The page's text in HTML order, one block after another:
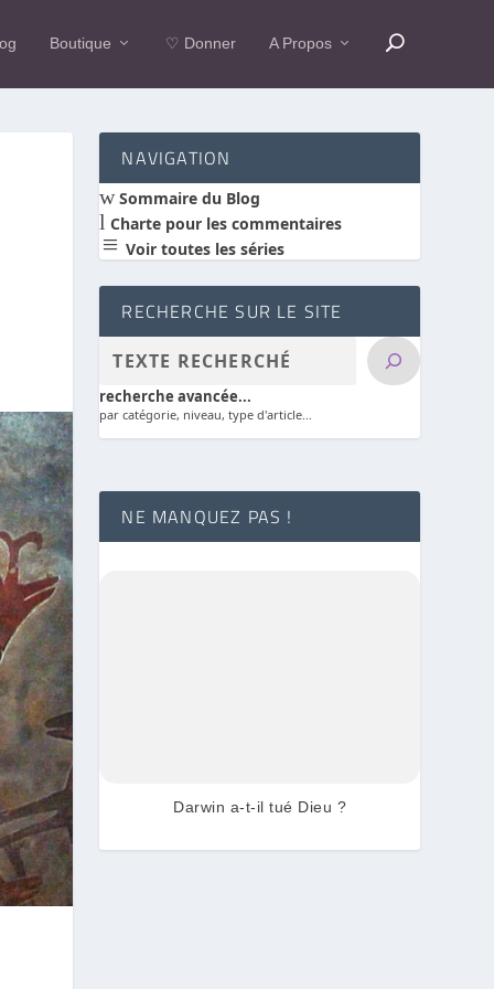
Boutique ♡ Donner A Propos
NAVIGATION
wSommaire du Blog
l Charte pour les commentaires
a Voir toutes les séries
RECHERCHE SUR LE SITE
recherche avancée...
par catégorie, niveau, type d'article...
NE MANQUEZ PAS !
Darwin a-t-il tué Dieu ?